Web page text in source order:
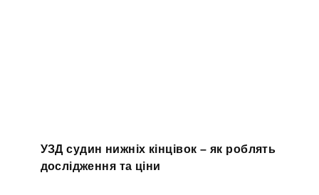
УЗД судин нижніх кінцівок – як роблять
дослідження та ціни